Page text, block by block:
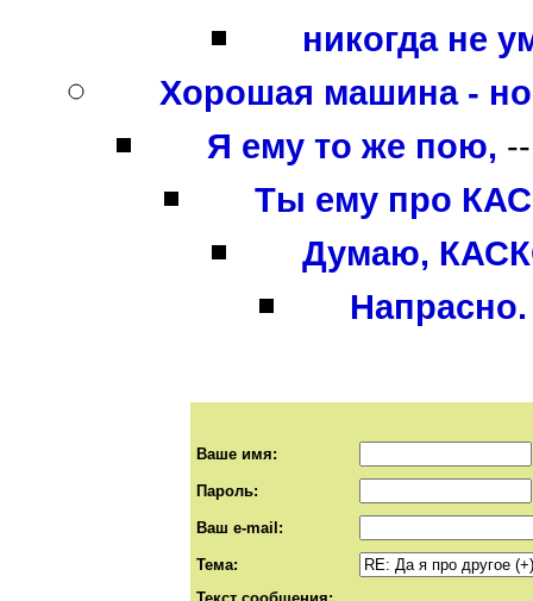
никогда не
Хорошая машина -
Я ему то же пою,
Ты ему про
Думаю,
Ваше имя:
Пароль:
Ваш e-mail:
Тема: